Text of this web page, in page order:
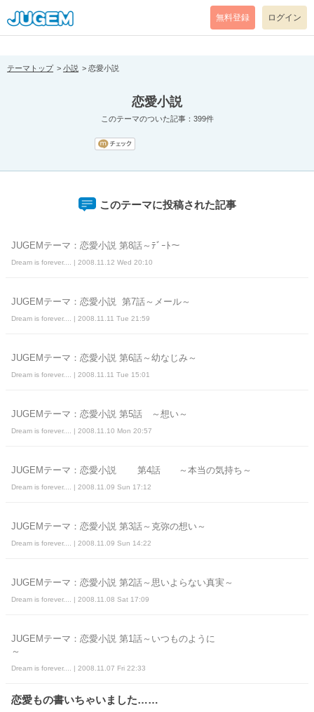
[pear_error: message="Success" code=0 mode=return level=notice
prefix="" info=""]
無料登録 ログイン
テーマトップ 小説 恋愛小説
恋愛小説
このテーマのついた記事：399件
このテーマに投稿された記事
JUGEMテーマ：恋愛小説 第8話～ﾃﾞｰﾄ～
Dream is forever.... | 2008.11.12 Wed 20:10
JUGEMテーマ：恋愛小説 第7話～メール～
Dream is forever.... | 2008.11.11 Tue 21:59
JUGEMテーマ：恋愛小説 第6話～幼なじみ～
Dream is forever.... | 2008.11.11 Tue 15:01
JUGEMテーマ：恋愛小説 第5話 ～想い～
Dream is forever.... | 2008.11.10 Mon 20:57
JUGEMテーマ：恋愛小説 第4話 ～本当の気持ち～
Dream is forever.... | 2008.11.09 Sun 17:12
JUGEMテーマ：恋愛小説 第3話～克弥の想い～
Dream is forever.... | 2008.11.09 Sun 14:22
JUGEMテーマ：恋愛小説 第2話～思いよらない真実～
Dream is forever.... | 2008.11.08 Sat 17:09
JUGEMテーマ：恋愛小説 第1話～いつものように
～
Dream is forever.... | 2008.11.07 Fri 22:33
恋愛もの書いちゃいました……